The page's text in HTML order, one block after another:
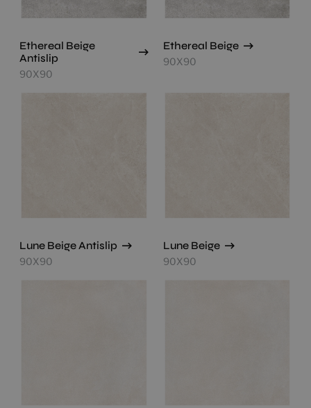
Ethereal Beige
Antislip
90X90
Ethereal Beige
90X90
Lune Beige Antislip
90X90
Lune Beige
90X90